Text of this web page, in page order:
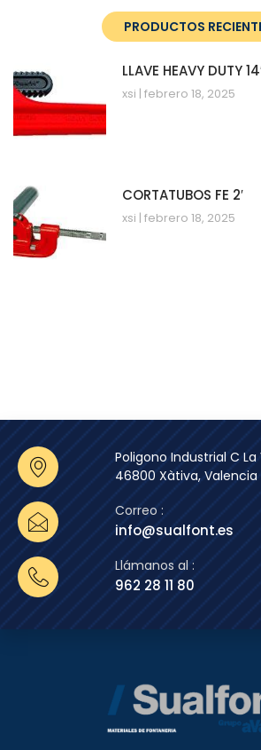
PRODUCTOS
LLAVE HEAVY DUTY
xsi febrero 18, 2025
CORTATUBOS FE 2′
xsi febrero 18, 2025
Poligono Industrial C
46800 Xàtiva, Valencia
Correo :
info@sualfont.es
Llámanos al :
962 28 11 80